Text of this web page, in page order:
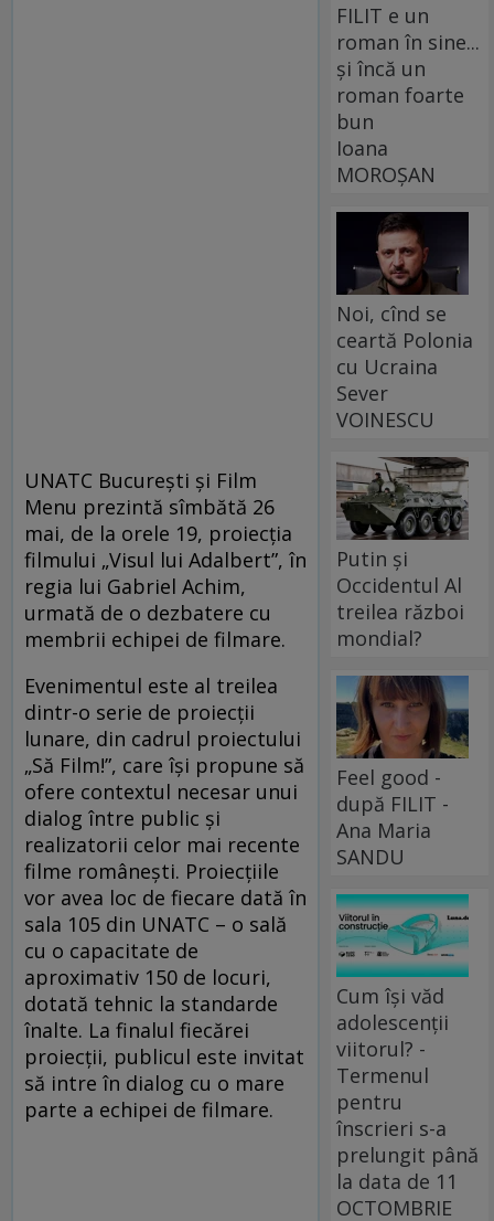
UNATC București şi Film
Menu prezintă sîmbătă 26
mai, de la orele 19, proiecţia
filmului „Visul lui Adalbert”, în
regia lui Gabriel Achim,
urmată de o dezbatere cu
membrii echipei de filmare.
Evenimentul este al treilea
dintr-o serie de proiecții
lunare, din cadrul proiectului
„Să Film!”, care își propune să
ofere contextul necesar unui
dialog între public și
realizatorii celor mai recente
filme românești. Proiecţiile
vor avea loc de fiecare dată în
sala 105 din UNATC – o sală
cu o capacitate de
aproximativ 150 de locuri,
dotată tehnic la standarde
înalte. La finalul fiecărei
proiecții, publicul este invitat
să intre în dialog cu o mare
parte a echipei de filmare.
FILIT e un
roman în sine...
și încă un
roman foarte
bun
Ioana
MOROȘAN
Noi, cînd se
ceartă Polonia
cu Ucraina
Sever
VOINESCU
Putin și
Occidentul Al
treilea război
mondial?
Feel good -
după FILIT -
Ana Maria
SANDU
Cum își văd
adolescenții
viitorul? -
Termenul
pentru
înscrieri s-a
prelungit până
la data de 11
OCTOMBRIE